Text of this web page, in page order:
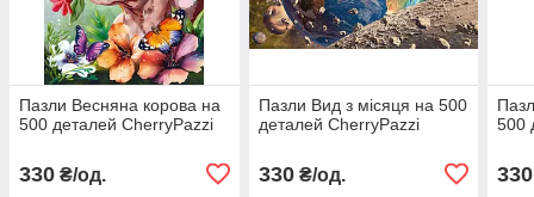
Пазли Весняна корова на
500 деталей CherryPazzi
330 ₴/од.
Пазли Вид з місяця на 500
деталей CherryPazzi
330₴/од.
500
330